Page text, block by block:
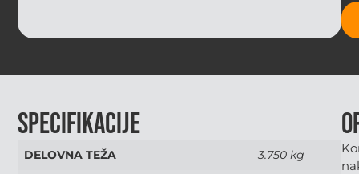
Specifikacije
DELOVNA TEŽA 3.750 kg